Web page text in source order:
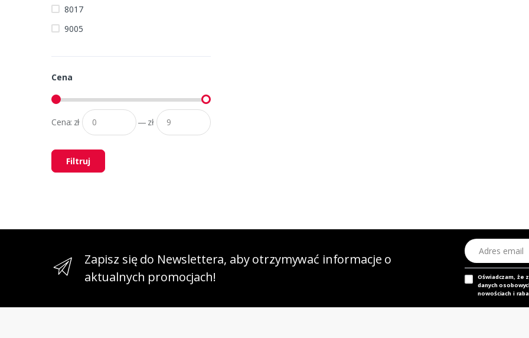
8017
9005
Cena
Cena: zł — zł
Filtruj
Zapisz się do Newslettera, aby otrzymywać informacje o
aktualnych promocjach!
Adres email
Oświadczam, że
danych
nowościach i